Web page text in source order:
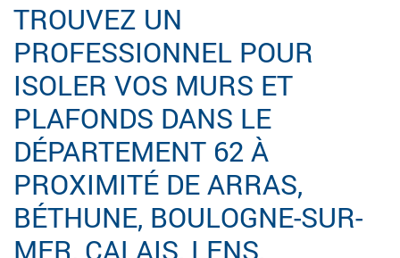
TROUVEZ UN
PROFESSIONNEL POUR
ISOLER VOS MURS ET
PLAFONDS DANS LE
DÉPARTEMENT 62 À
PROXIMITÉ DE ARRAS,
BÉTHUNE, BOULOGNE-SUR-
MER, CALAIS, LENS,